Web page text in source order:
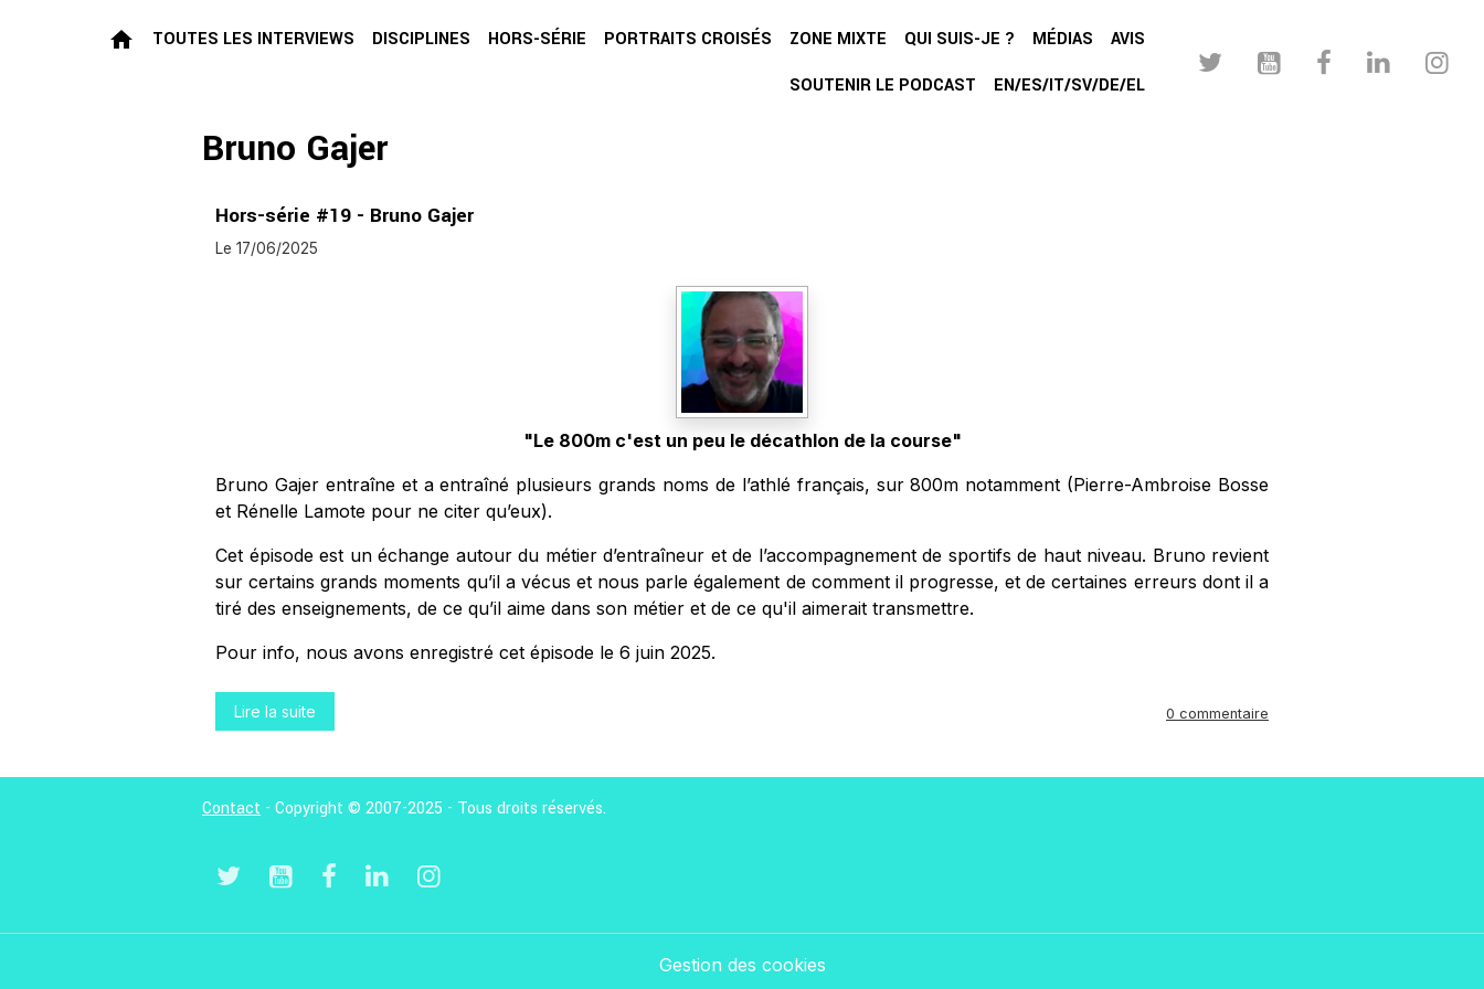
TOUTES LES INTERVIEWS DISCIPLINES HORS-SÉRIE PORTRAITS CROISÉS ZONE MIXTE QUI SUIS-JE ? MÉDIAS
AVIS
SOUTENIR LE PODCAST
EN/ES/IT/SV/DE/EL
Bruno Gajer
Hors-série #19 - Bruno Gajer
Le 17/06/2025
"Le 800m c'est un peu le décathlon de la course"
Bruno Gajer entraîne et a entraîné plusieurs grands noms de l’athlé français, sur 800m notamment (Pierre-Ambroise Bosse
et Rénelle Lamote pour ne citer qu’eux).
Cet épisode est un échange autour du métier d’entraîneur et de l’accompagnement de sportifs de haut niveau. Bruno revient
sur certains grands moments qu’il a vécus et nous parle également de comment il progresse, et de certaines erreurs dont il a
tiré des enseignements, de ce qu’il aime dans son métier et de ce qu'il aimerait transmettre.
Pour info, nous avons enregistré cet épisode le 6 juin 2025.
Lire la suite 0 commentaire
Contact - Copyright © 2007-2025 - Tous droits réservés.
Gestion des cookies